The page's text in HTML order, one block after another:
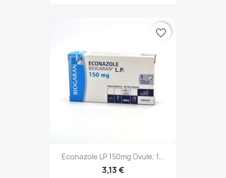
Econazole LP 150mg Ovule, 1...
3,13 €
favorite_border